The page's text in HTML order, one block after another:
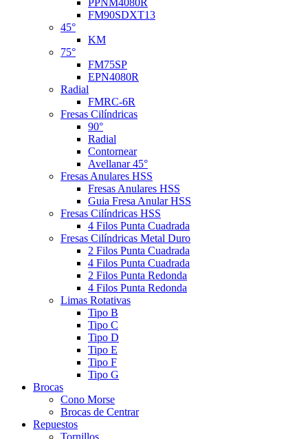
PPNM4080R
FM90SDXT13
45°
KM
75°
FM75SP
EPN4080R
Radial
FMRC-6R
Fresas Cilíndricas
90°
Radial
Contornear
Avellanar 45°
Fresas Anulares HSS
Fresas Anulares HSS
Guia Fresa Anular HSS
Fresas Cilíndricas HSS
4 Filos Punta Cuadrada
Fresas Cilíndricas Metal Duro
2 Filos Punta Cuadrada
4 Filos Punta Cuadrada
2 Filos Punta Redonda
4 Filos Punta Redonda
Limas Rotativas
Tipo B
Tipo C
Tipo D
Tipo E
Tipo F
Tipo G
Brocas
Cono Morse
Brocas de Centrar
Repuestos
Tornillos